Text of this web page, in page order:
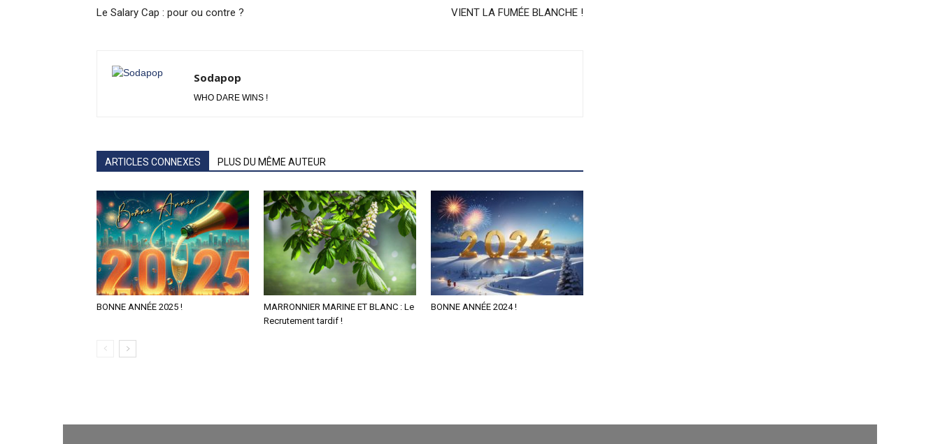
Le Salary Cap : pour ou contre ? VIENT LA FUMÉE BLANCHE !
Sodapop
WHO DARE WINS !
ARTICLES CONNEXES PLUS DU MÊME AUTEUR
BONNE ANNÉE 2025 !
MARRONNIER MARINE ET BLANC : Le
Recrutement tardif !
BONNE ANNÉE 2024 !